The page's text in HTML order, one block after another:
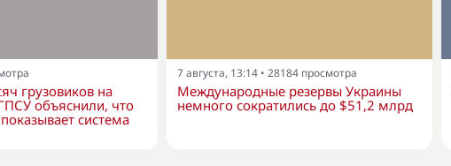
грузовиков на
объяснили, что
система
7 августа, 13:14 • 28184 просмотра
Международные резервы Украины
немного сократились до $51,2 млрд